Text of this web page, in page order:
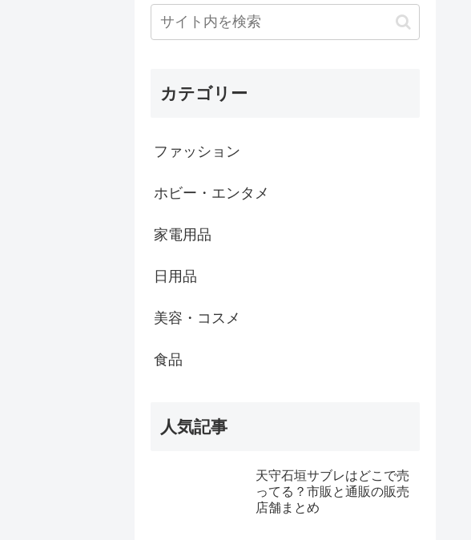
カテゴリー
ファッション
ホビー・エンタメ
家電用品
日用品
美容・コスメ
食品
人気記事
天守石垣サブレはどこで売
ってる？市販と通販の販売
店舗まとめ